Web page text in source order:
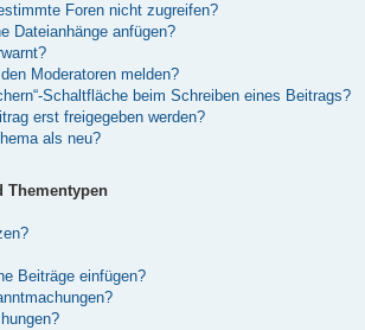
Foren nicht zugreifen?
Dateianhänge anfügen?
Moderatoren melden?
Schaltfläche beim Schreiben eines Beitrags?
erst freigegeben werden?
als neu?
Thementypen
Beiträge einfügen?